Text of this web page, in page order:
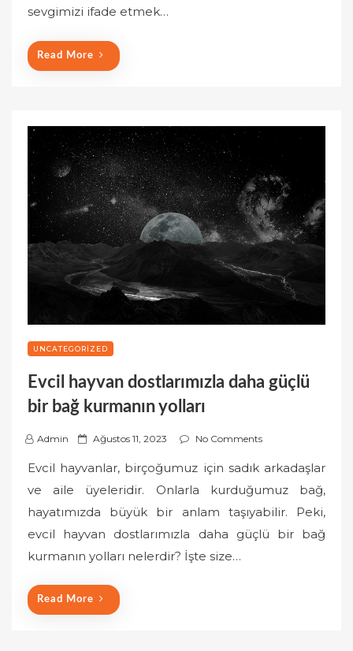
o
sevgimizi ifade etmek…
Read More
UNCATEGORIZED
Evcil hayvan dostlarımızla daha güçlü
bir bağ kurmanın yolları
Admin
P
s
t
e
d
Ağustos 11, 2023 No Comments
Evcil hayvanlar, birçoğumuz için sadık arkadaşlar
ve aile üyeleridir. Onlarla kurduğumuz bağ,
hayatımızda büyük bir anlam taşıyabilir. Peki,
evcil hayvan dostlarımızla daha güçlü bir bağ
kurmanın yolları nelerdir? İşte size…
Read More